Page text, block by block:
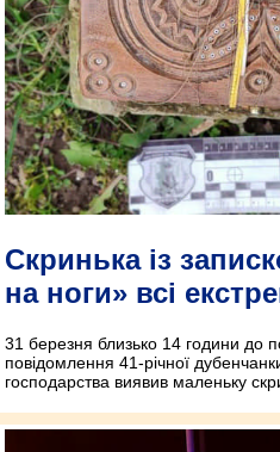
Скринька із
на ноги» всі
31 березня близько 14 години до
повідомлення 41-річної
господарства виявив маленьку